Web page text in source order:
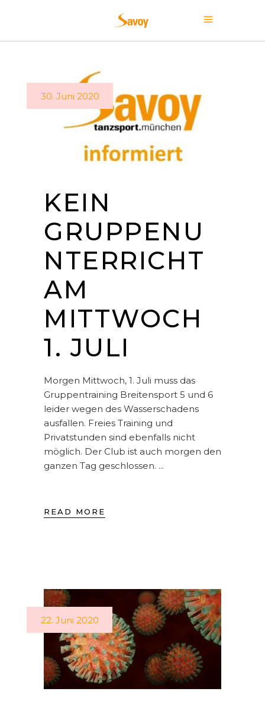
30. Juni 2020
KEIN
GRUPPENU
NTERRICHT
AM
MITTWOCH
1. JULI
Morgen Mittwoch, 1. Juli muss das
Gruppentraining Breitensport 5 und 6
leider wegen des Wasserschadens
ausfallen. Freies Training und
Privatstunden sind ebenfalls nicht
möglich. Der Club ist auch morgen den
ganzen Tag geschlossen.
READ MORE
22. Juni 2020